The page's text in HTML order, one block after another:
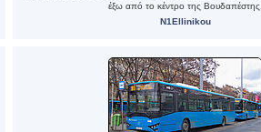
έξω από το κέντρο της Βουδαπέστης.
N1Ellinikou